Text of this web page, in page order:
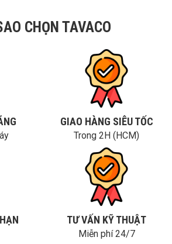
CHỌN TAVACO
GIAO HÀNG SIÊU TỐC
Trong 2H (HCM)
TƯ VẤN KỸ THUẬT
Miễn phí 24/7